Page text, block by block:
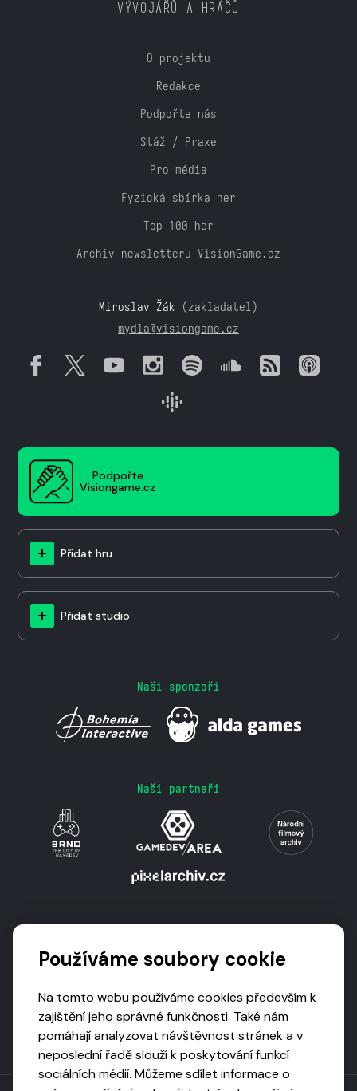
VÝVOJÁŘŮ A HRÁČŮ
O projektu
Redakce
Podpořte nás
Stáž / Praxe
Pro média
Fyzická sbírka her
Top 100 her
Archiv newsletteru VisionGame.cz
Miroslav Žák (zakladatel)
mydla@visiongame.cz
Podpořte
Visiongame.cz
Přidat hru
Přidat studio
Naši sponzoři
Naši partneři
Používáme soubory cookie
Na tomto webu používáme cookies především k
zajištění jeho správné funkčnosti. Také nám
pomáhají analyzovat návštěvnost stránek a v
neposlední řadě slouží k poskytování funkcí
sociálních médií. Můžeme sdílet informace o